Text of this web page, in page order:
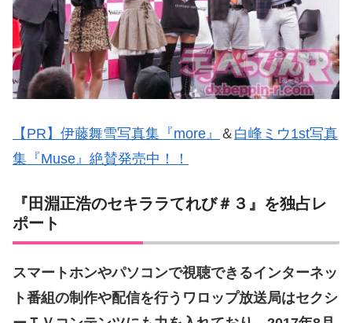
【PR】伊藤舞雪写真集『more』 ＆ 白峰ミウ1st写真
集『Muse』絶賛発売中！！
『田淵正浩のセキララてれび＃３』を独占レ
ポート
スマートホンやパソコンで視聴できるインターネッ
ト番組の制作や配信を行うワロップ放送局はセクシ